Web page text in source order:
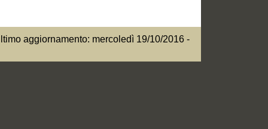
aggiornamento: mercoledì 19/10/2016 -